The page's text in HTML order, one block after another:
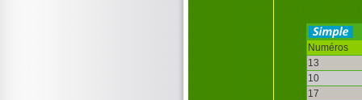
Numéros
13
10
17